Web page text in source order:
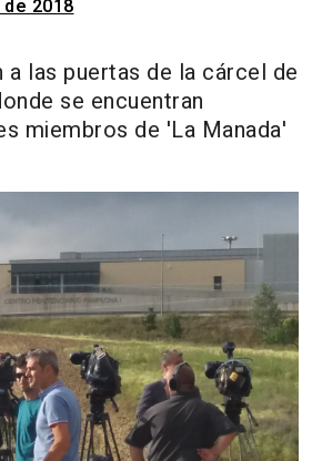
2018
a las puertas de la cárcel de
se encuentran
miembros de 'La Manada'